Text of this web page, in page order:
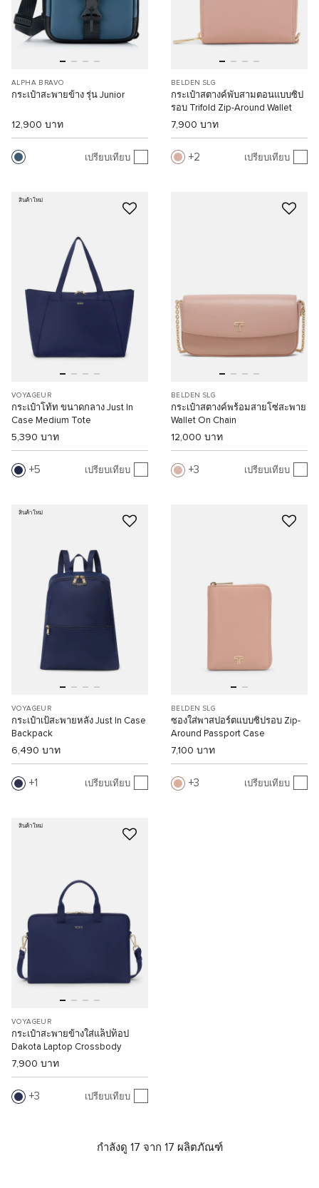
ALPHA BRAVO
กระเป๋าสะพายข้าง รุ่น Junior
12,900 บาท
เปรียบเทียบ
BELDEN SLG
กระเป๋าสตางค์พับสามตอนแบบซิป
รอบ Trifold Zip-Around Wallet
7,900 บาท
2 เปรียบเทียบ
สินค้าใหม่
VOYAGEUR
กระเป๋าโท้ท ขนาดกลาง Just In
Case Medium Tote
5,390 บาท
5 เปรียบเทียบ
BELDEN SLG
กระเป๋าสตางค์พร้อมสายโซ่สะพาย
Wallet On Chain
12,000 บาท
3 เปรียบเทียบ
สินค้าใหม่
VOYAGEUR
กระเป๋าเป้สะพายหลัง Just In Case
Backpack
6,490 บาท
1 เปรียบเทียบ
BELDEN SLG
ซองใส่พาสปอร์ตแบบซิปรอบ Zip-
Around Passport Case
7,100 บาท
3 เปรียบเทียบ
สินค้าใหม่
VOYAGEUR
กระเป๋าสะพายข้างใส่แล็ปท็อป
Dakota Laptop Crossbody
7,900 บาท
3 เปรียบเทียบ
กำลังดู 17 จาก 17 ผลิตภัณฑ์